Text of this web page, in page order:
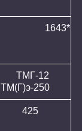
1643*
ТМГ-12
ТМ(Г)э-250
425